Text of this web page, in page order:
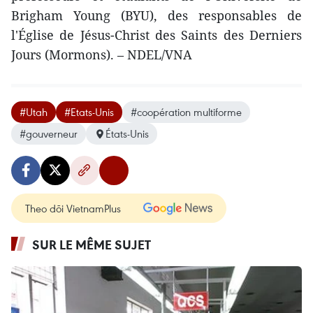
Brigham Young (BYU), des responsables de
l'Église de Jésus-Christ des Saints des Derniers
Jours (Mormons). – NDEL/VNA
#Utah #Etats-Unis
#coopération multiforme
#gouverneur
États-Unis
Theo dõi VietnamPlus
SUR LE MÊME SUJET